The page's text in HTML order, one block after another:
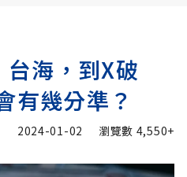
海，到X破
有幾分準？
2024-01-02 瀏覽數 4,550+